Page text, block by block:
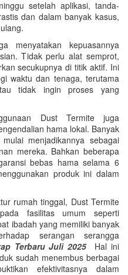
setelah aplikasi, tanda-
dan dalam banyak kasus,
menyatakan kepuasannya
Tidak perlu alat semprot,
secukupnya di titik aktif. Ini
waktu dan tenaga, terutama
tidak ingin proses yang
Dust Termite juga
hama lokal. Banyak
menjadikannya sebagai
mereka. Bahkan beberapa
bebas hama selama 6
produk ini dalam
rumah tinggal, Dust Termite
fasilitas umum seperti
ibadah yang memiliki banyak
serangan serangga
Terbaru Juli 2025Hal ini
sudah menembus berbagai
efektivitasnya dalam